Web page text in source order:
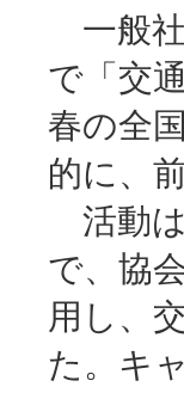
一般
で「交
春の全
的に、
活動
で、協
用し、
た。キ